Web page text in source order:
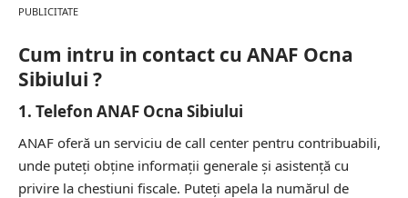
PUBLICITATE
Cum intru in contact cu ANAF Ocna
Sibiului ?
1. Telefon ANAF Ocna Sibiului
ANAF oferă un serviciu de call center pentru contribuabili,
unde puteți obține informații generale și asistență cu
privire la chestiuni fiscale. Puteți apela la numărul de